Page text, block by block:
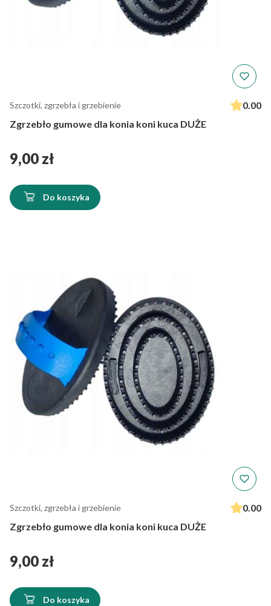
Szczotki, zgrzebła i grzebienie
0.00
Zgrzebło gumowe dla konia koni kuca DUŻE
Cena
9,00 zł
Do koszyka
Szczotki, zgrzebła i grzebienie
0.00
Zgrzebło gumowe dla konia koni kuca DUŻE
Cena
9,00 zł
Do koszyka